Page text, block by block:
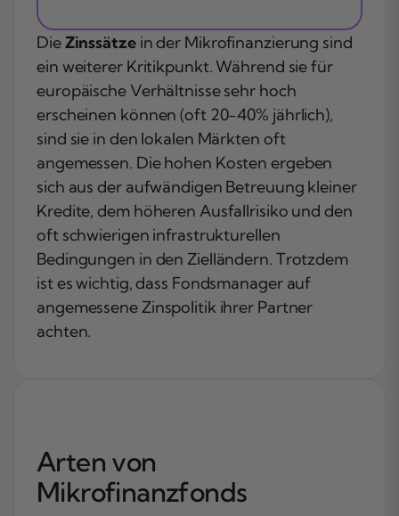
DieZinssätzein der Mikrofinanzierung sind
ein weiterer Kritikpunkt. Während sie für
europäische Verhältnisse sehr hoch
erscheinen können (oft 20-40% jährlich),
sind sie in den lokalen Märkten oft
angemessen. Die hohen Kosten ergeben
sich aus der aufwändigen Betreuung kleiner
Kredite, dem höheren Ausfallrisiko und den
oft schwierigen infrastrukturellen
Bedingungen in den Zielländern. Trotzdem
ist es wichtig, dass Fondsmanager auf
angemessene Zinspolitik ihrer Partner
achten.
Arten von
Mikrofinanzfonds